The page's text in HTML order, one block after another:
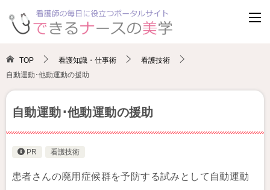
TOP 看護知識・仕事術
看護技術
自動運動･他動運動の援助
自動運動･他動運動の援助
PR 看護技術
患者さんの廃用症候群を予防する試みとして自動運動